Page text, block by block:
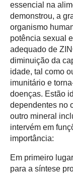
essencial na
demonstrou, a
organismo
potência sexual
adequado de
diminuição da
idade, tal como
imunitário e
doenças. Estão
dependentes no
outro mineral
intervém em
importância:
Em primeiro
para a síntese